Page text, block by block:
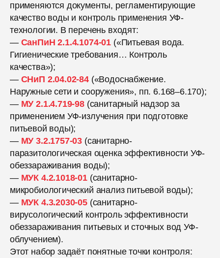
применяются документы, регламентирующие
качество воды и контроль применения УФ-
технологии. В перечень входят:
— СанПиН 2.1.4.1074-01 («Питьевая вода.
Гигиенические требования… Контроль
качества»);
— СНиП 2.04.02-84(«Водоснабжение.
Наружные сети и сооружения», пп. 6.168–6.170);
— МУ 2.1.4.719-98(санитарный надзор за
применением УФ-излучения при подготовке
питьевой воды);
— МУ 3.2.1757-03 (санитарно-
паразитологическая оценка эффективности УФ-
обеззараживания воды);
— МУК 4.2.1018-01(санитарно-
микробиологический анализ питьевой воды);
— МУК 4.3.2030-05(санитарно-
вирусологический контроль эффективности
обеззараживания питьевых и сточных вод УФ-
облучением).
Этот набор задаёт понятные точки контроля: